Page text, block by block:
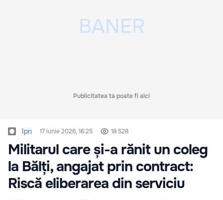
Publicitatea ta poate fi aici
Ipn 17 iunie 2026, 16:25 18 528
Militarul care și-a rănit un coleg
la Bălți, angajat prin contract:
Riscă eliberarea din serviciu